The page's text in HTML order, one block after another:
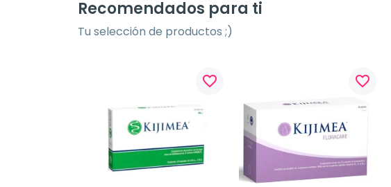
Recomendados para ti
Tu selección de productos ;)
favorite_border favorite_border